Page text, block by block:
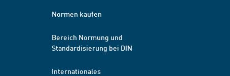
Normen kaufen
Bereich Normung und
Standardisierung bei DIN
Internationales